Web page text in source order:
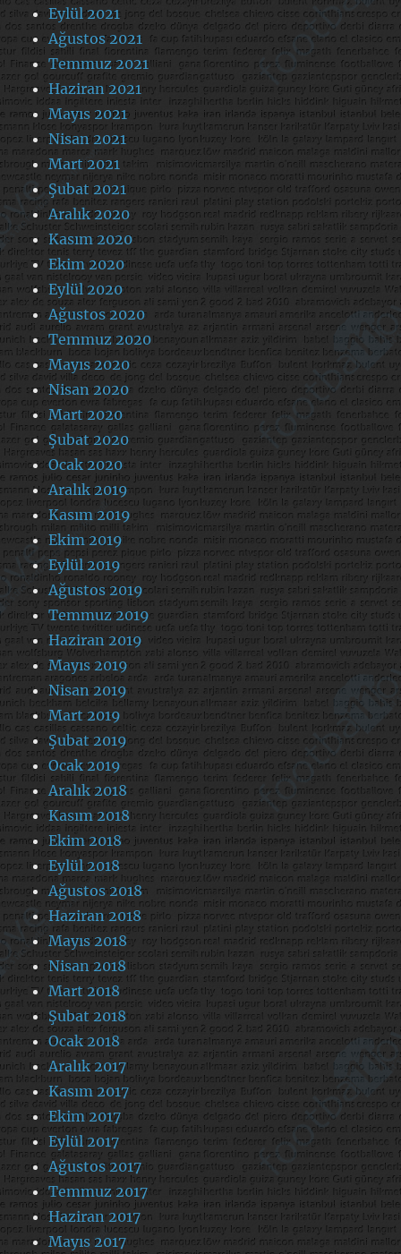
Eylül 2021
Ağustos 2021
Temmuz 2021
Haziran 2021
Mayıs 2021
Nisan 2021
Mart 2021
Şubat 2021
Aralık 2020
Kasım 2020
Ekim 2020
Eylül 2020
Ağustos 2020
Temmuz 2020
Mayıs 2020
Nisan 2020
Mart 2020
Şubat 2020
Ocak 2020
Aralık 2019
Kasım 2019
Ekim 2019
Eylül 2019
Ağustos 2019
Temmuz 2019
Haziran 2019
Mayıs 2019
Nisan 2019
Mart 2019
Şubat 2019
Ocak 2019
Aralık 2018
Kasım 2018
Ekim 2018
Eylül 2018
Ağustos 2018
Haziran 2018
Mayıs 2018
Nisan 2018
Mart 2018
Şubat 2018
Ocak 2018
Aralık 2017
Kasım 2017
Ekim 2017
Eylül 2017
Ağustos 2017
Temmuz 2017
Haziran 2017
Mayıs 2017